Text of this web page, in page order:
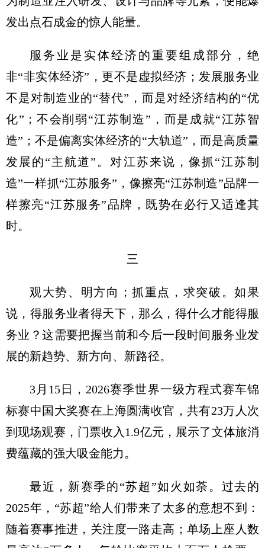
发出点石成金的惊人能量。
服务业是实体经济的重要组成部分，绝
非“非实体经济”，更不是虚拟经济；发展服务业
不是对制造业的“替代”，而是对经济结构的“优
化”；不会削弱“江苏制造”，而是成就“江苏智
造”；不是偏离实体经济的“大轨道”，而是高质量
发展的“主航道”。对江苏来说，像抓“江苏制
造”一样抓“江苏服务”，像擦亮“江苏制造”品牌一
样擦亮“江苏服务”品牌，既势在必行又适逢其
时。
三
观大势、明方向；抓重点，求突破。如果
说，得服务业者得天下，那么，得什么才能得服
务业？这需要把握当前和今后一段时间服务业发
展的新趋势、新方向、新路径。
3月15日，2026赛季世界一级方程式赛车锦
标赛中国大奖赛在上海圆满收官，共有23万人次
到现场观赛，门票收入1.9亿元，展示了文体旅消
费蕴藏的强大吸金能力。
最近，新赛季的“苏超”如火如荼。过去的
2025年，“苏超”给人们带来了太多的意想不到：
随着赛事推进，关注度一路走高；单场上座人数